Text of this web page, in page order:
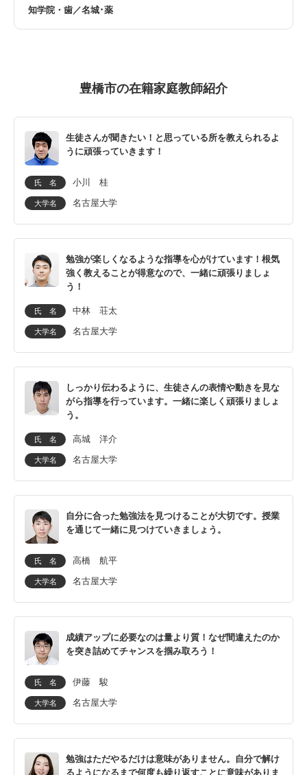
飛島村 豊明市
豊川市
長久手市
日進市
東浦町
みよし市 弥富市
高浜市 武豊町
常滑市
オンライン指導は全国対応
知学院・歯／名城･薬
豊橋市の在籍家庭教師紹介
生徒さんが聞きたい！と思っている所を教えられるよ
うに頑張っていきます！
氏 名 小川 桂
大学名 名古屋大学
勉強が楽しくなるような指導を心がけています！根気
強く教えることが得意なので、一緒に頑張りましょ
う！
氏 名 中林 荘太
大学名 名古屋大学
しっかり伝わるように、生徒さんの表情や動きを見な
がら指導を行っています。一緒に楽しく頑張りましょ
う。
氏 名 高城 洋介
大学名 名古屋大学
自分に合った勉強法を見つけることが大切です。授業
を通じて一緒に見つけていきましょう。
氏 名 高橋 航平
大学名 名古屋大学
成績アップに必要なのは量より質！なぜ間違えたのか
を突き詰めてチャンスを掴み取ろう！
氏 名 伊藤 駿
大学名 名古屋大学
勉強はただやるだけは意味がありません。自分で解け
るようになるまで何度も繰り返すことに意味がありま